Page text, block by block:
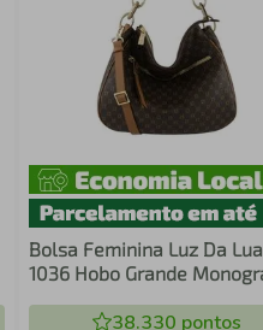
Bolsa Feminina Luz Da
1036 Hobo Grande
38.330 pontos